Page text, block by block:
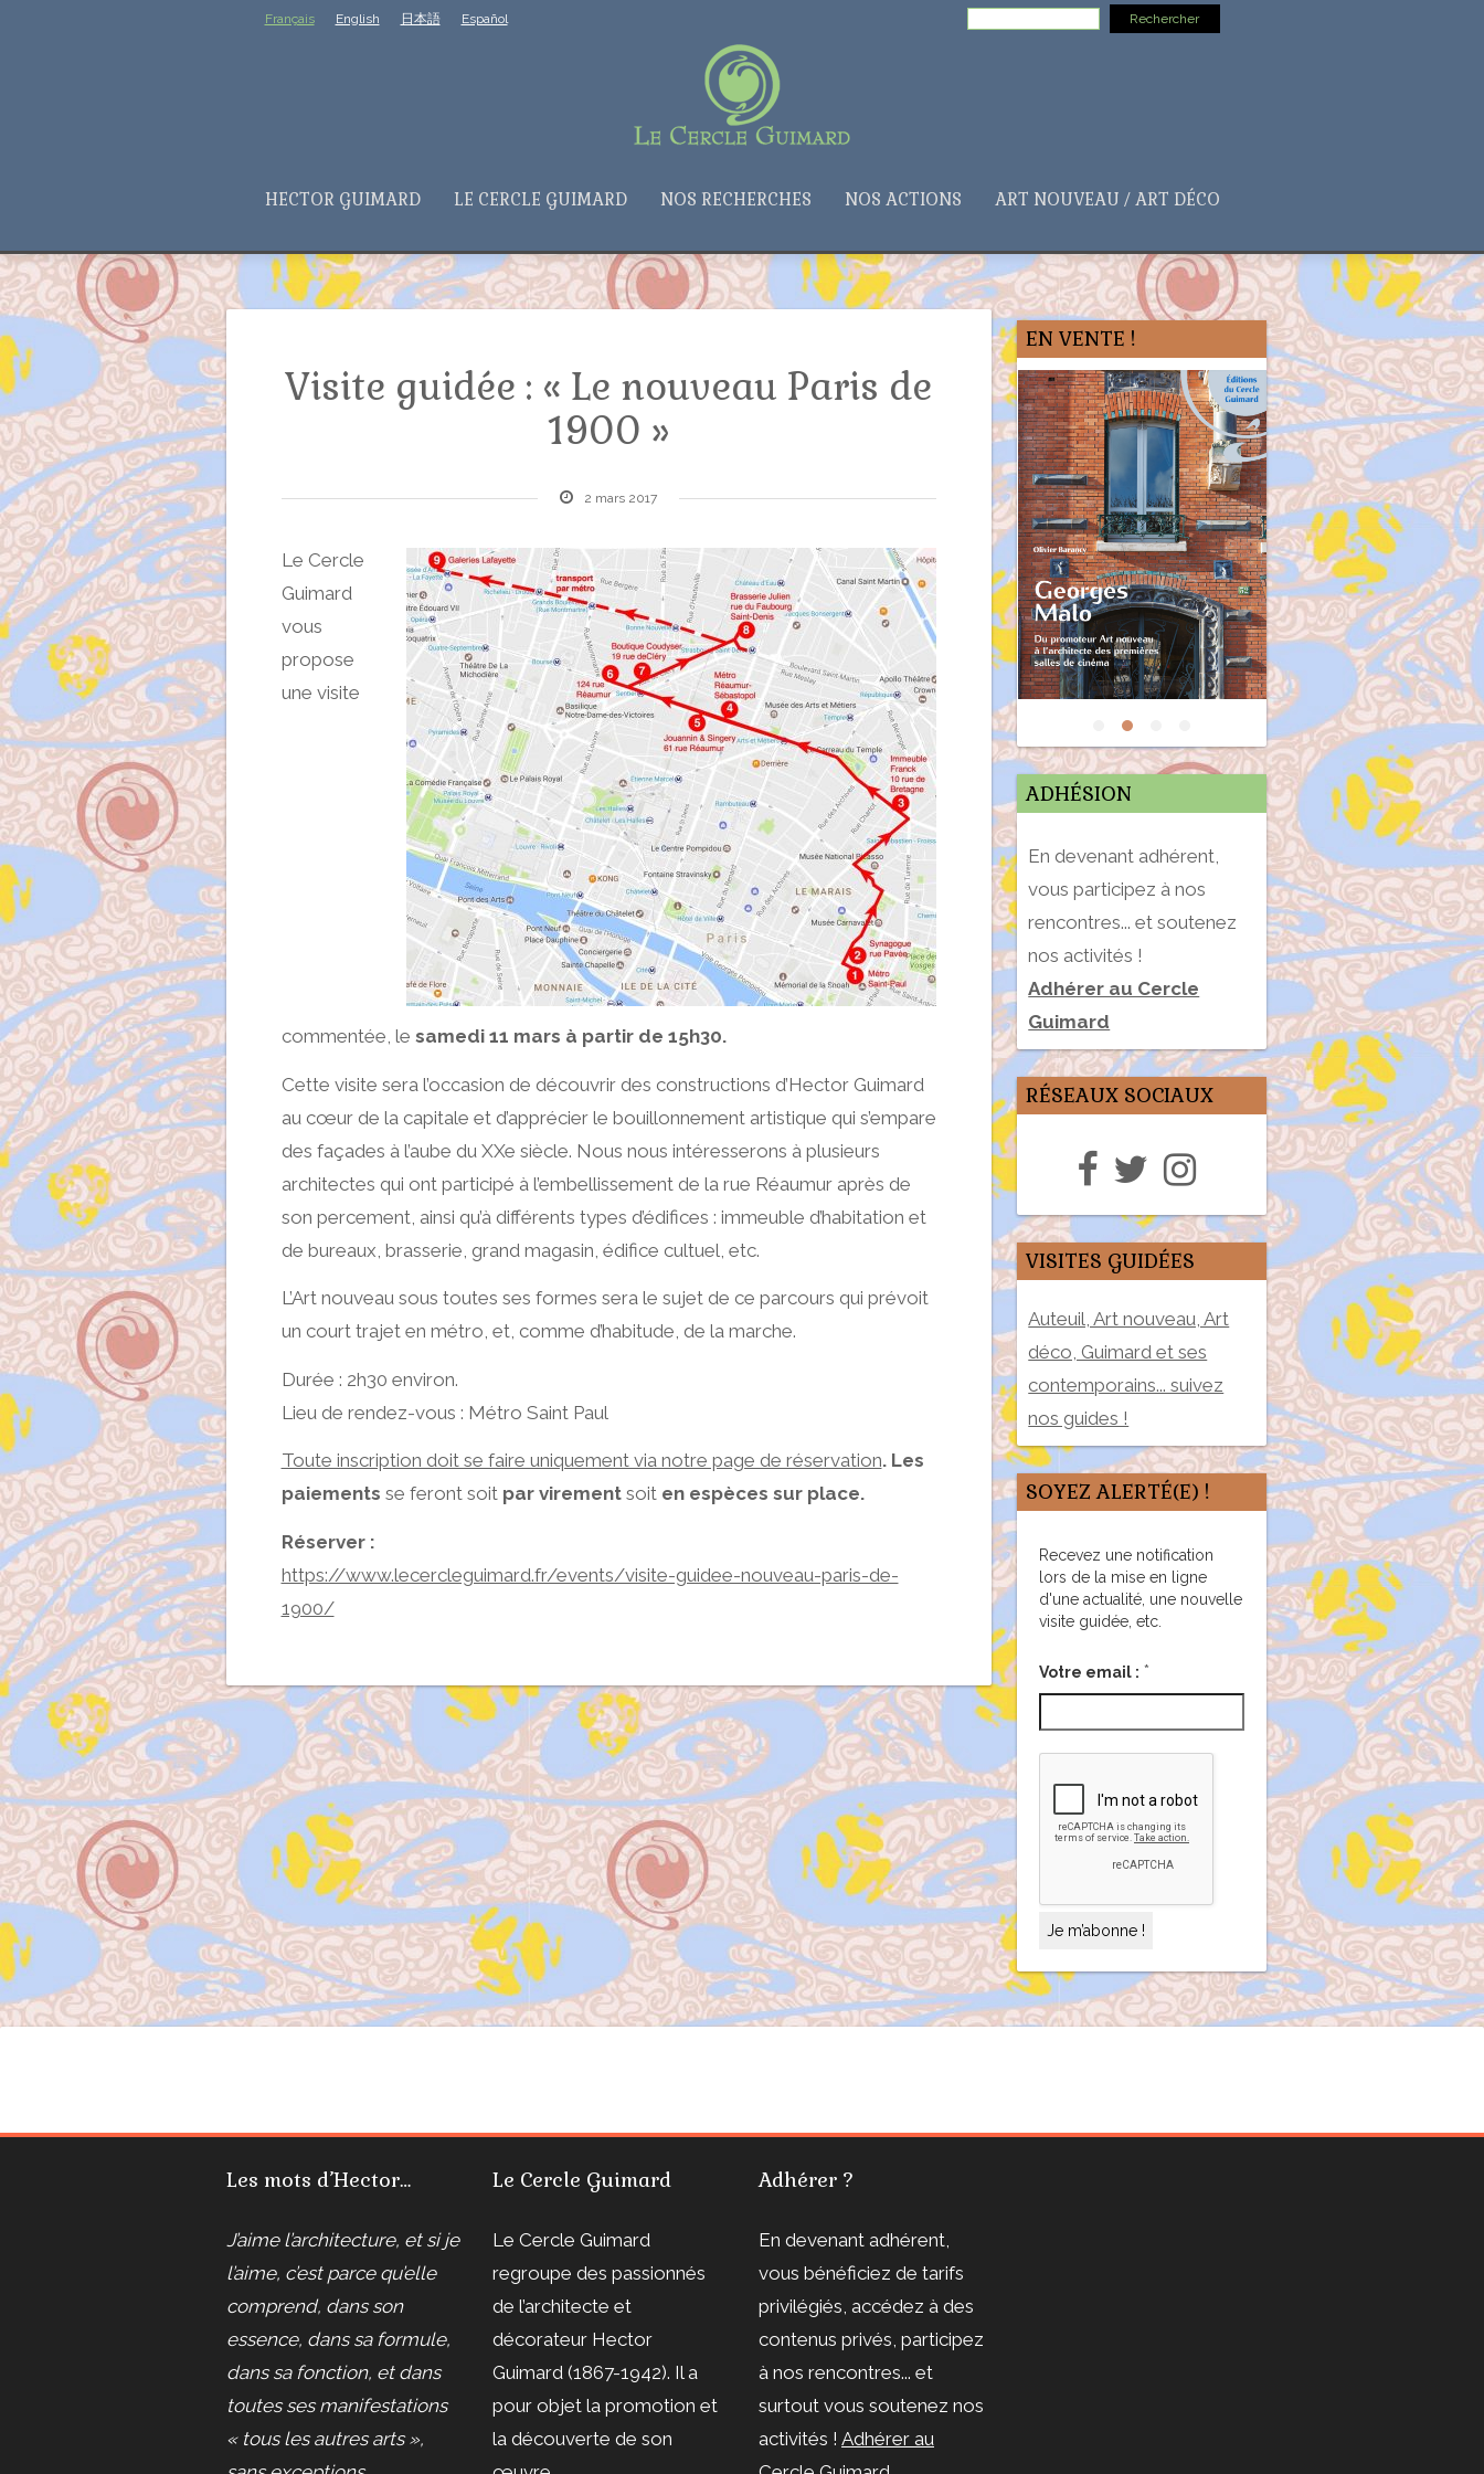
Français English 日本語 Español
HECTOR GUIMARD LE CERCLE GUIMARD NOS RECHERCHES NOS ACTIONS ART NOUVEAU / ART DÉCO
Visite guidée : « Le nouveau Paris de
1900 »
2 mars 2017
Le Cercle
Guimard
vous
propose
une visite
commentée, le samedi 11 mars à partir de 15h30.
Cette visite sera l’occasion de découvrir des constructions d’Hector Guimard
au cœur de la capitale et d’apprécier le bouillonnement artistique qui s’empare
des façades à l’aube du XXe siècle. Nous nous intéresserons à plusieurs
architectes qui ont participé à l’embellissement de la rue Réaumur après de
son percement, ainsi qu’à différents types d’édifices : immeuble d’habitation et
de bureaux, brasserie, grand magasin, édifice cultuel, etc.
L’Art nouveau sous toutes ses formes sera le sujet de ce parcours qui prévoit
un court trajet en métro, et, comme d’habitude, de la marche.
Durée : 2h30 environ.
Lieu de rendez-vous : Métro Saint Paul
Toute inscription doit se faire uniquement via notre page de réservation. Les
paiements se feront soitpar virement soiten espèces sur place.
Réserver :
https://www.lecercleguimard.fr/events/visite-guidee-nouveau-paris-de-
1900/
EN VENTE !
ADHÉSION
En devenant adhérent,
vous participez à nos
rencontres... et soutenez
nos activités !
Adhérer au Cercle
Guimard
RÉSEAUX SOCIAUX
VISITES GUIDÉES
Auteuil, Art nouveau, Art
déco, Guimard et ses
contemporains... suivez
nos guides !
SOYEZ ALERTÉ(E) !
Recevez une notification
lors de la mise en ligne
d'une actualité, une nouvelle
visite guidée, etc.
Votre email : *
Les mots d’Hector…
J’aime l’architecture, et si je
l’aime, c’est parce qu’elle
comprend, dans son
essence, dans sa formule,
dans sa fonction, et dans
toutes ses manifestations
« tous les autres arts »,
Le Cercle Guimard
Le Cercle Guimard
regroupe des passionnés
de l’architecte et
décorateur Hector
Guimard (1867-1942). Il a
pour objet la promotion et
la découverte de son
Adhérer ?
En devenant adhérent,
vous bénéficiez de tarifs
privilégiés, accédez à des
contenus privés, participez
à nos rencontres... et
surtout vous soutenez nos
activités ! Adhérer au